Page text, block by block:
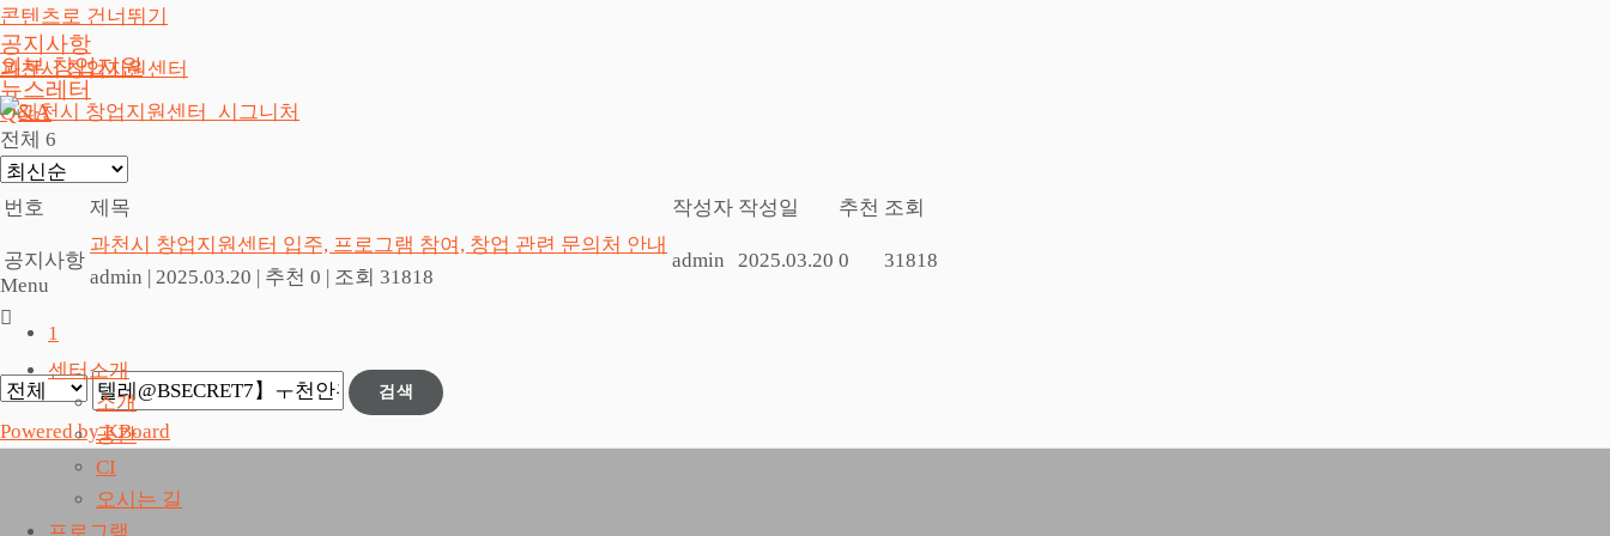
콘텐츠로 건너뛰기
과천시 창업지원센터
Menu
센터소개
소개
공간
CI
오시는 길
프로그램
공지사항
외부 창업지원
뉴스레터
Q&A
전체 6
번호 제목 작성자 작성일 추천 조회
공지사항
과천시 창업지원센터 입주, 프로그램 참여, 창업 관련 문의처 안내
admin | 2025.03.20 | 추천 0 | 조회 31818
admin 2025.03.20 0 31818
1
검색
Powered by KBoard